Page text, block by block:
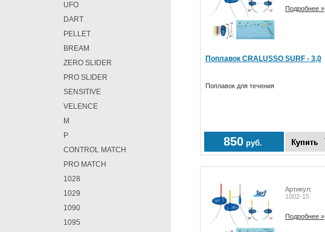
UFO
DART
PELLET
BREAM
ZERO SLIDER
PRO SLIDER
SENSITIVE
VELENCE
M
P
CONTROL MATCH
PRO MATCH
1028
1029
1090
1095
Подробнее »
Поплавок CRALUSSO SURF - 3,0
Поплавок для течения
850 руб.
Артикул:
1002-15
Подробнее »